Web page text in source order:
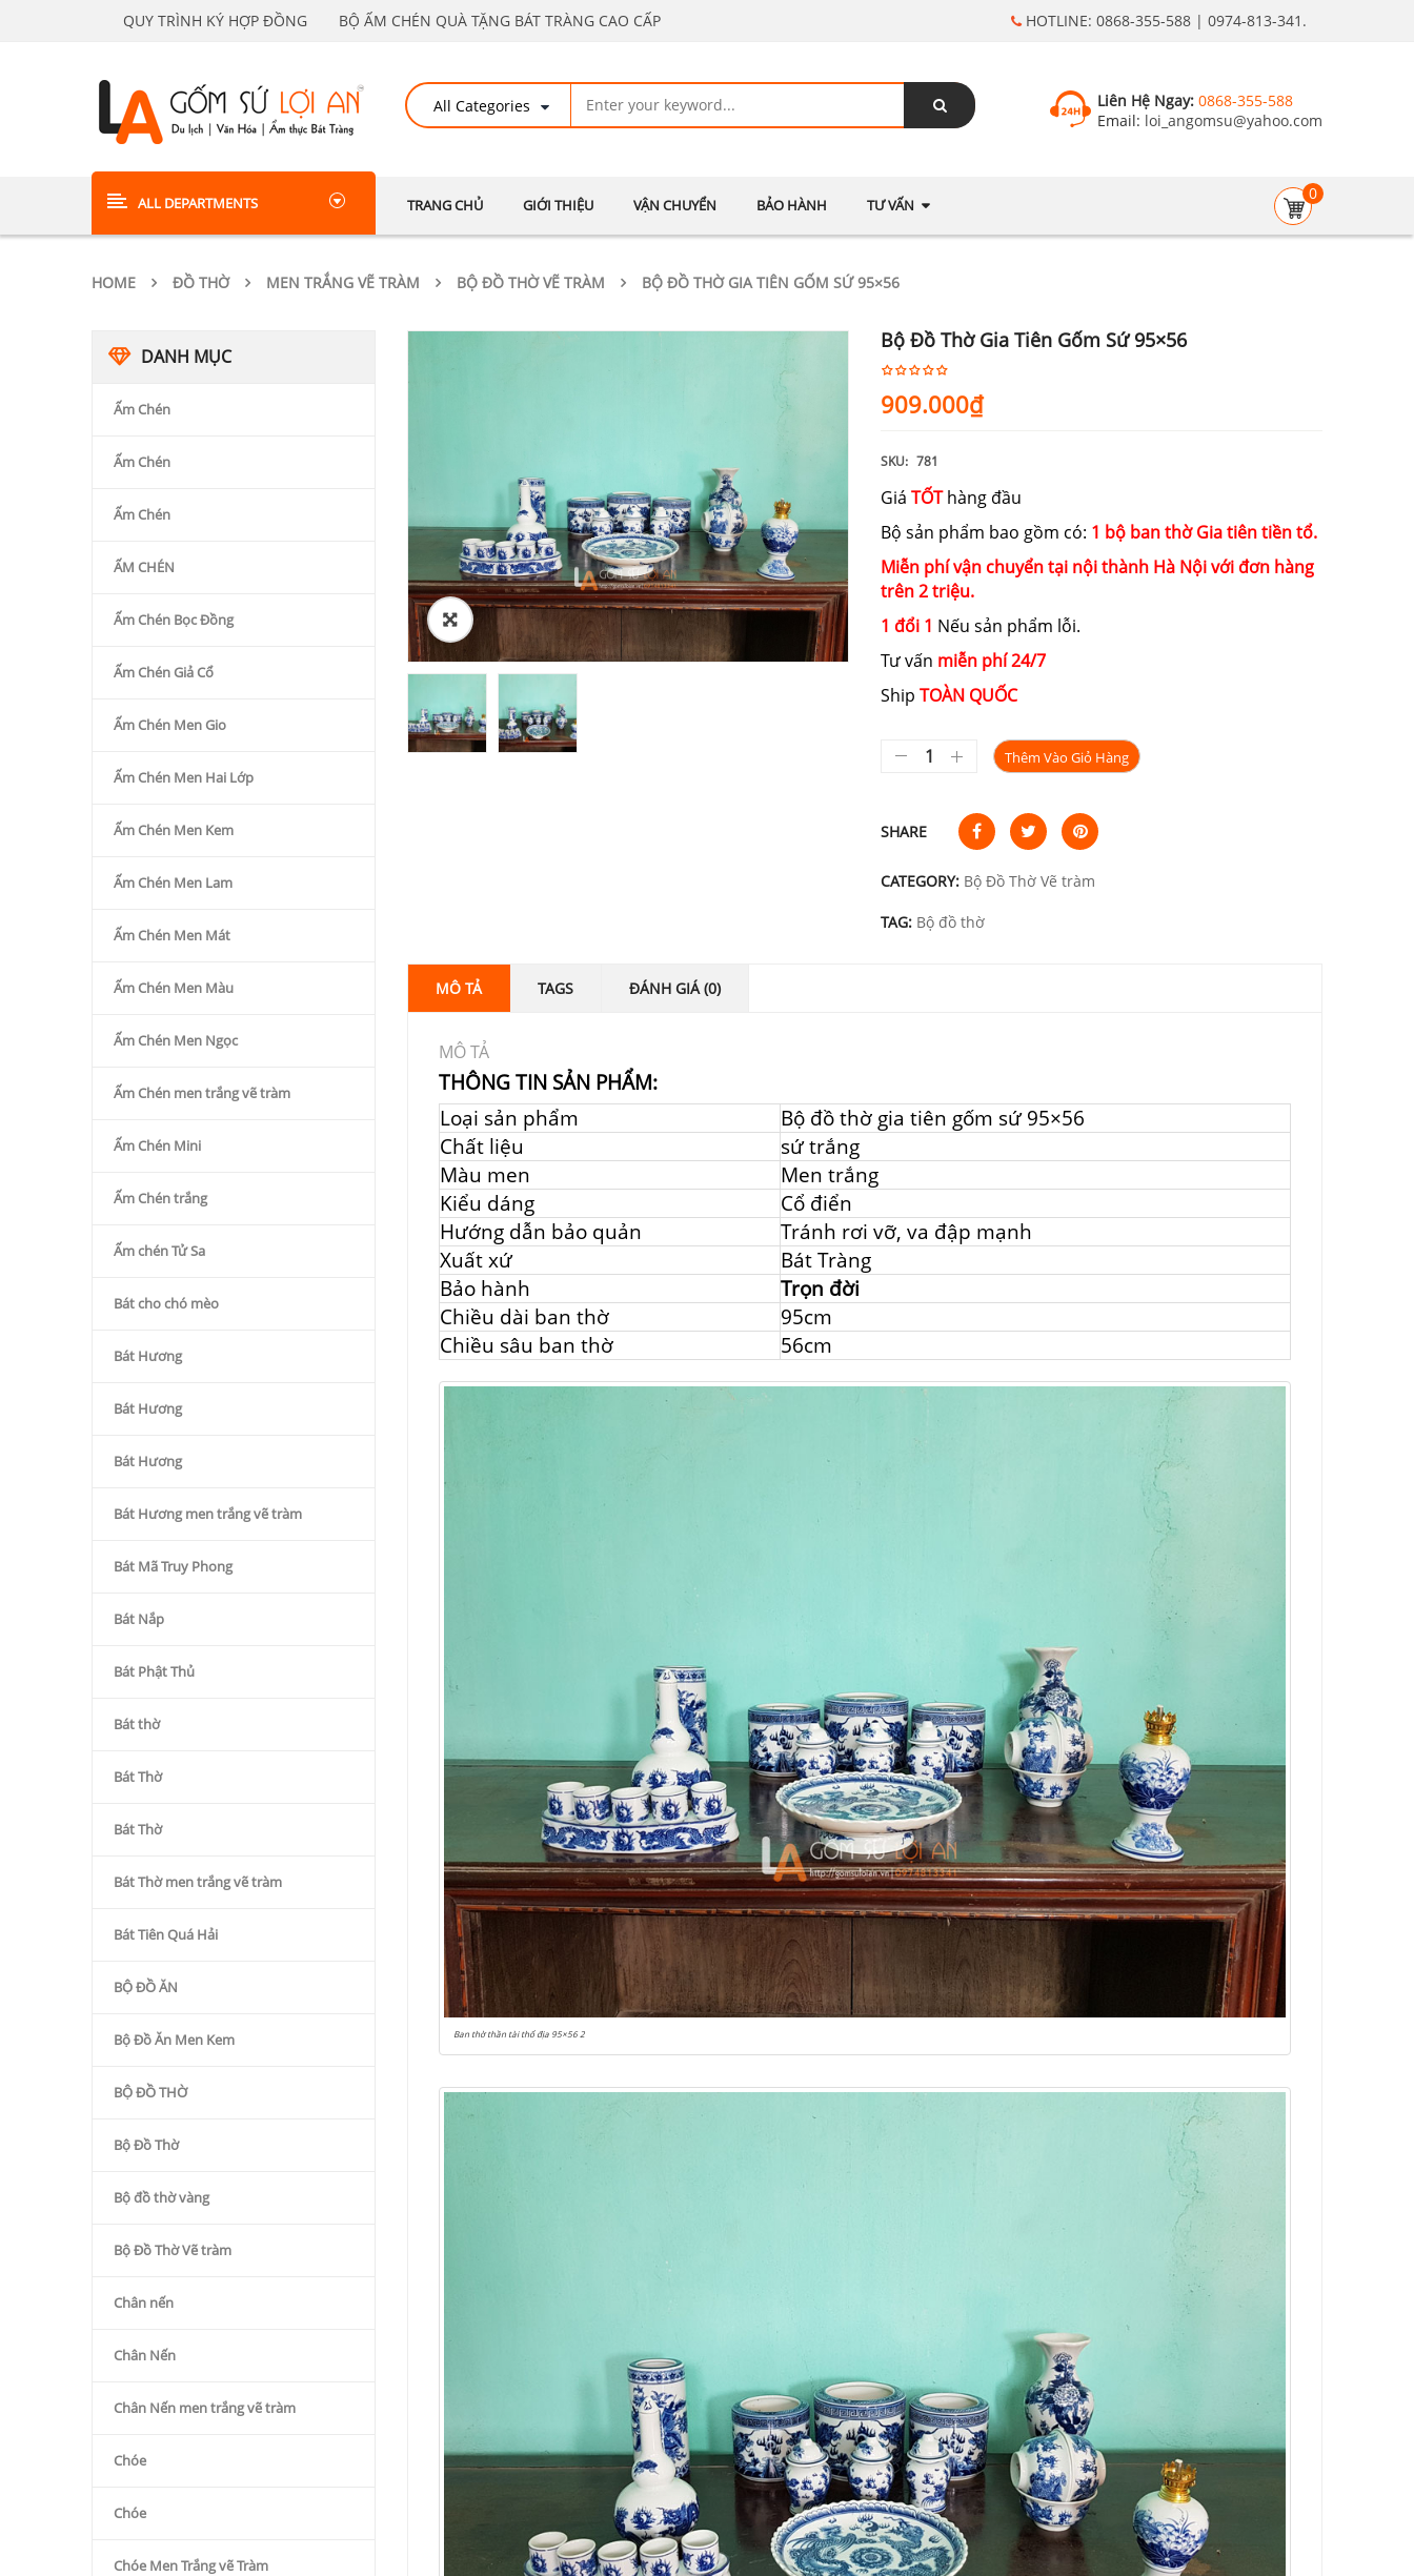
QUY TRÌNH KÝ HỢP ĐỒNG BỘ ẤM CHÉN QUÀ TẶNG BÁT TRÀNG CAO CẤP HOTLINE: 0868-355-588 | 0974-813-341.
Liên Hệ Ngay: 0868-355-588
Email: loi_angomsu@yahoo.com
ALL DEPARTMENTS TRANG CHỦ GIỚI THIỆU VẬN CHUYỂN BẢO HÀNH TƯ VẤN
0
HOME ĐỒ THỜ MEN TRẮNG VẼ TRÀM BỘ ĐỒ THỜ VẼ TRÀM BỘ ĐỒ THỜ GIA TIÊN GỐM SỨ 95×56
DANH MỤC
Ấm Chén
Ấm Chén
Ấm Chén
ẤM CHÉN
Ấm Chén Bọc Đồng
Ấm Chén Giả Cổ
Ấm Chén Men Gio
Ấm Chén Men Hai Lớp
Ấm Chén Men Kem
Ấm Chén Men Lam
Ấm Chén Men Mát
Ấm Chén Men Màu
Ấm Chén Men Ngọc
Ấm Chén men trắng vẽ tràm
Ấm Chén Mini
Ấm Chén trắng
Ấm chén Tử Sa
Bát cho chó mèo
Bát Hương
Bát Hương
Bát Hương
Bát Hương men trắng vẽ tràm
Bát Mã Truy Phong
Bát Nắp
Bát Phật Thủ
Bát thờ
Bát Thờ
Bát Thờ
Bát Thờ men trắng vẽ tràm
Bát Tiên Quá Hải
BỘ ĐỒ ĂN
Bộ Đồ Ăn Men Kem
BỘ ĐỒ THỜ
Bộ Đồ Thờ
Bộ đồ thờ vàng
Bộ Đồ Thờ Vẽ tràm
Chân nến
Chân Nến
Chân Nến men trắng vẽ tràm
Chóe
Chóe
Chóe Men Trắng vẽ Tràm
Bộ Đồ Thờ Gia Tiên Gốm Sứ 95×56
909.000₫
SKU: 781
Giá TỐThàng đầu
Bộ sản phẩm bao gồm có: 1 bộ ban thờ Gia tiên tiền tổ.
Miễn phí vận chuyển tại nội thành Hà Nội với đơn hàng
trên 2 triệu.
1 đổi 1 Nếu sản phẩm lỗi.
Tư vấn miễn phí 24/7
Ship TOÀN QUỐC
Thêm Vào Giỏ Hàng
SHARE
CATEGORY: Bộ Đồ Thờ Vẽ tràm
TAG: Bộ đồ thờ
MÔ TẢ TAGS ĐÁNH GIÁ (0)
MÔ TẢ
THÔNG TIN SẢN PHẨM:
Loại sản phẩm
Bộ đồ thờ gia tiên gốm sứ 95×56
Chất liệu
sứ trắng
Màu men
Men trắng
Kiểu dáng
Cổ điển
Hướng dẫn bảo quản
Tránh rơi vỡ, va đập mạnh
Xuất xứ
Bát Tràng
Bảo hành
Trọn đời
Chiều dài ban thờ
95cm
Chiều sâu ban thờ
56cm
Ban thờ thần tài thổ địa 95×56 2